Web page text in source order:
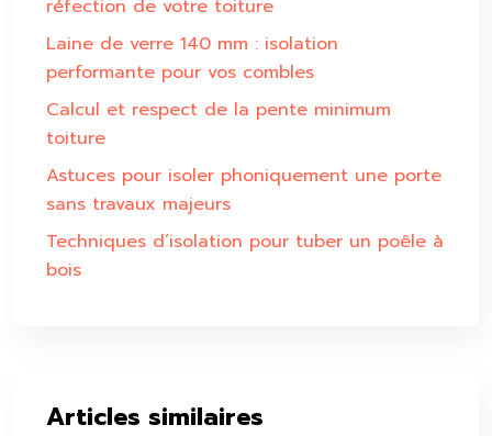
réfection de votre toiture
Laine de verre 140 mm : isolation
performante pour vos combles
Calcul et respect de la pente minimum
toiture
Astuces pour isoler phoniquement une porte
sans travaux majeurs
Techniques d’isolation pour tuber un poêle à
bois
Articles similaires